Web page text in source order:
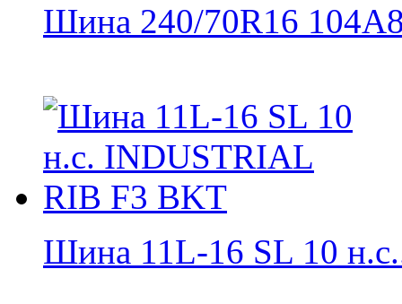
Шина 240/70R16
Шина 11L-16 SL 10